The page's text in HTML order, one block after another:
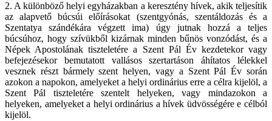
2. A különböző helyi egyházakban a keresztény hívek, akik teljesítik
az alapvető búcsúi előírásokat (szentgyónás, szentáldozás és a
Szentatya szándékára végzett ima) úgy jutnak hozzá a teljes
búcsúhoz, hogy szívükből kizárnak minden bűnös vonzódást, és a
Népek Apostolának tiszteletére a Szent Pál Év kezdetekor vagy
befejezésekor bemutatott vallásos szertartáson áhítatos lélekkel
vesznek részt bármely szent helyen, vagy a Szent Pál Év során
azokon a napokon, amelyeket a helyi ordinárius erre a célra kijelöl, a
Szent Pál tiszteletére szentelt helyeken, vagy mindazokon a
helyeken, amelyeket a helyi ordinárius a hívek üdvösségére e célból
kijelöl.